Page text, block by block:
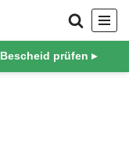
Bescheid prüfen ▸